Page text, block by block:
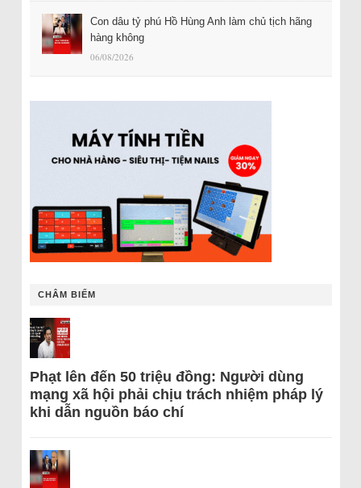
Con dâu tỷ phú Hồ Hùng Anh làm chủ tịch hãng
hàng không
06/08/2026
CHÂM BIẾM
Phạt lên đến 50 triệu đồng: Người dùng
mạng xã hội phải chịu trách nhiệm pháp lý
khi dẫn nguồn báo chí